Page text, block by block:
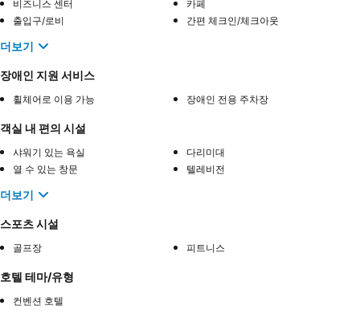
비즈니스 센터
카페
출입구/로비
간편 체크인/체크아웃
더보기
장애인 지원 서비스
휠체어로 이용 가능 장애인 전용 주차장
객실 내 편의 시설
샤워기 있는 욕실
다리미대
열 수 있는 창문
텔레비전
더보기
스포츠 시설
골프장 피트니스
호텔 테마/유형
컨벤션 호텔